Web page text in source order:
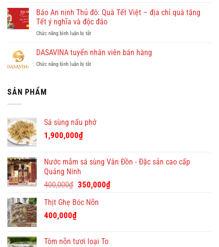
cùng
Dulichkhatvongviet.com
Định
Online
ty
cho
giúp
theo
khảo
quà
tết
cao
cho
nghiệp
Tết
Việt
Báo An ninh Thủ đô: Quà Tết Việt – địa chỉ quà tặng
Tết ý nghĩa và độc đáo
Chức năng bình luận bị tắtở
An
Thủ
chỉ
nghĩa
độc
đáo
DASAVINA tuyển nhân viên bán hàng
Chức năng bình luận bị tắtở
SẢN PHẨM
Sá sùng nấu phở
1,900,000₫
Nước mắm sá sùng Vân Đồn - Đặc sản cao cấp
Quảng Ninh
400,000₫ Giá
là:
350,000₫Giá
Thịt Ghẹ Bóc Nõn
400,000₫
Tôm nõn tươi loại To